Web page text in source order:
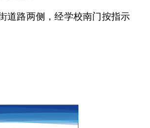
道路两侧，经学校南门按指示